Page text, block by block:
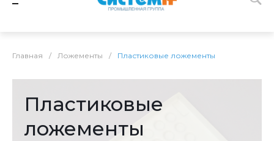
Главная / Ложементы / Пластиковые ложементы
Пластиковые
ложементы